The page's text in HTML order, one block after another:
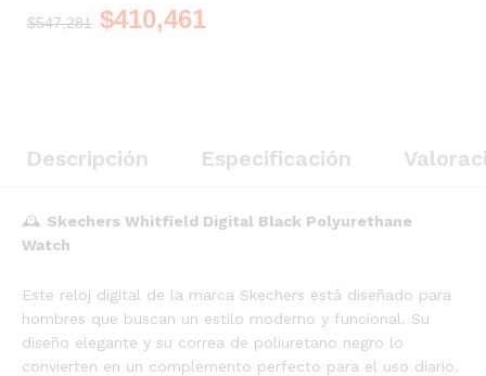
$547,281 $410,461
Descripción Especificación
🕰️ Skechers Whitfield Digital Black Polyurethane
Watch
Este reloj digital de la marca Skechers está diseñado para
hombres que buscan un estilo moderno y funcional. Su
diseño elegante y su correa de poliuretano negro lo
convierten en un complemento perfecto para el uso diario.